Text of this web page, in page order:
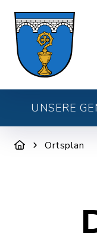
UNSERE
Ortsplan